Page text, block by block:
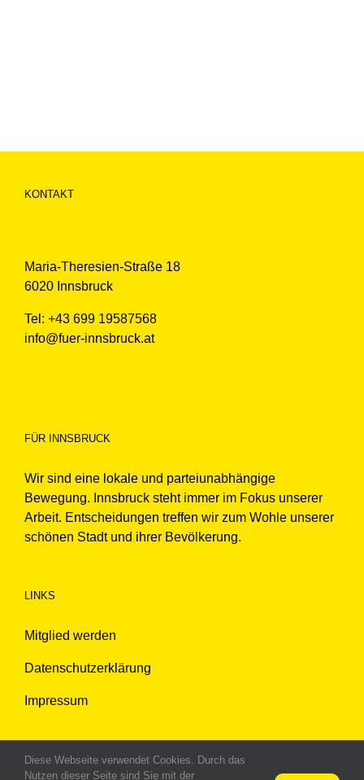
KONTAKT
Maria-Theresien-Straße 18
6020 Innsbruck
Tel: +43 699 19587568
info@fuer-innsbruck.at
FÜR INNSBRUCK
Wir sind eine lokale und parteiunabhängige
Bewegung. Innsbruck steht immer im Fokus unserer
Arbeit. Entscheidungen treffen wir zum Wohle unserer
schönen Stadt und ihrer Bevölkerung.
LINKS
Mitglied werden
Datenschutzerklärung
Impressum
Diese Webseite verwendet Cookies. Durch das
Nutzen dieser Seite sind Sie mit der